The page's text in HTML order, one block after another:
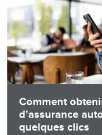
Comment
d’assurance
quelques clics